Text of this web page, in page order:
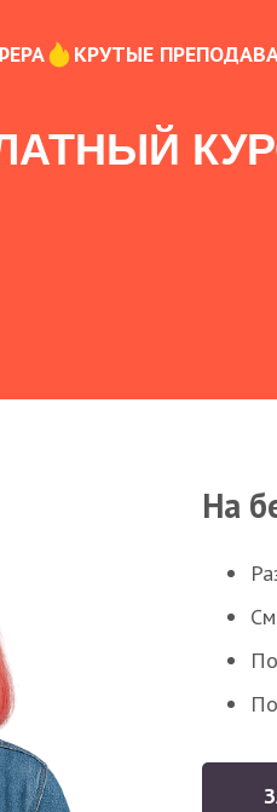
КРУТЫЕ
На